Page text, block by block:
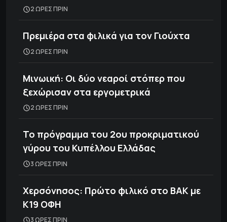
2 ΩΡΕΣ ΠΡΙΝ
Πρεμιέρα στα φιλικά για τον Γιούχτα
2 ΩΡΕΣ ΠΡΙΝ
Μινωική: Οι δύο νεαροί στόπερ που
ξεχώρισαν στα εργομετρικά
2 ΩΡΕΣ ΠΡΙΝ
Το πρόγραμμα του 2ου προκριματικού
γύρου του Κυπέλλου Ελλάδας
3 ΩΡΕΣ ΠΡΙΝ
Χερσόνησος: Πρώτο φιλικό στο ΒΑΚ με
Κ19 ΟΦΗ
3 ΩΡΕΣ ΠΡΙΝ